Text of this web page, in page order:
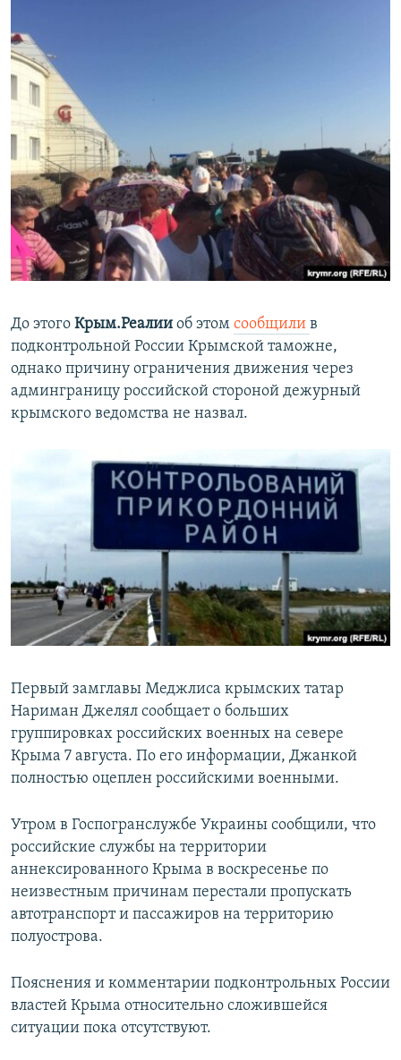
​До этого Крым.Реалии об этом сообщили в
подконтрольной России Крымской таможне,
однако причину ограничения движения через
админграницу российской стороной дежурный
крымского ведомства не назвал.
Первый замглавы Меджлиса крымских татар
Нариман Джелял сообщает о больших
группировках российских военных на севере
Крыма 7 августа. По его информации, Джанкой
полностью оцеплен российскими военными.
Утром в Госпогранслужбе Украины сообщили, что
российские службы на территории
аннексированного Крыма в воскресенье по
неизвестным причинам перестали пропускать
автотранспорт и пассажиров на территорию
полуострова.
Пояснения и комментарии подконтрольных России
властей Крыма относительно сложившейся
ситуации пока отсутствуют.